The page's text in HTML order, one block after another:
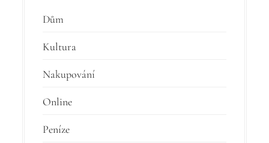
Dům
Kultura
Nakupování
Online
Peníze